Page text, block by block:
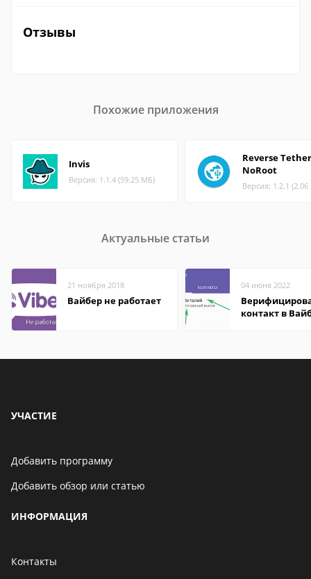
Отзывы
Похожие приложения
Invis
Версия: 1.1.4 (59.25 МБ)
Reverse
NoRoot
Версия: 1.2.1
Актуальные статьи
21 ноября 2018
Вайбер не работает
04 июня 2022
контакт в
УЧАСТИЕ
Добавить программу
Добавить обзор или статью
ИНФОРМАЦИЯ
Контакты